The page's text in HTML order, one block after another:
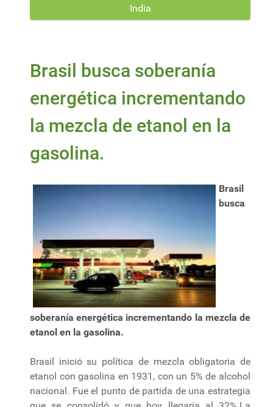
India
Brasil busca soberanía
energética incrementando
la mezcla de etanol en la
gasolina.
Brasil
busca
soberanía energética incrementando la mezcla de
etanol en la gasolina.
Brasil inició su política de mezcla obligatoria de
etanol con gasolina en 1931, con un 5% de alcohol
nacional. Fue el punto de partida de una estrategia